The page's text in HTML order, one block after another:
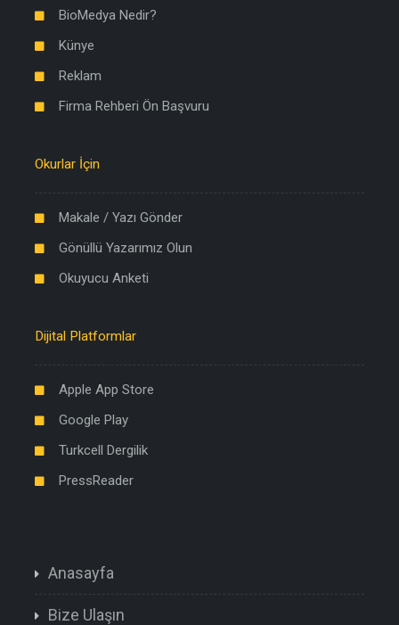
BioMedya Nedir?
Künye
Reklam
Firma Rehberi Ön Başvuru
Okurlar İçin
Makale / Yazı Gönder
Gönüllü Yazarımız Olun
Okuyucu Anketi
Dijital Platformlar
Apple App Store
Google Play
Turkcell Dergilik
PressReader
Anasayfa
Bize Ulaşın